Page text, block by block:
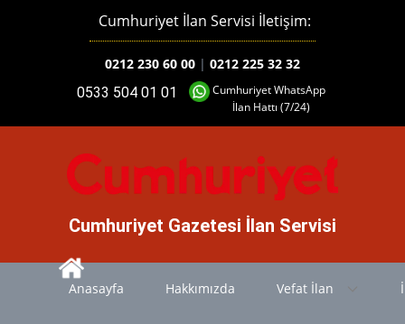
Cumhuriyet WhatsApp
İlan Hattı (7/24)
0533 504 01 01
Cumhuriyet İlan Servisi İletişim:
0212 230 60 00 | 0212 225 32 32
Cumhuriyet Gazetesi İlan Servisi
Anasayfa Hakkımızda Vefat İlan